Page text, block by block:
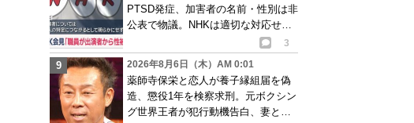
PTSD発症、加害者の名前・性別は非
公表で物議。NHKは適切な対応せず
3
2026年8月6日（木）AM 0:01
薬師寺保栄と恋人が養子縁組届を偽
造、懲役1年を検察求刑。元ボクシン
グ世界王者が犯行動機告白、妻と離